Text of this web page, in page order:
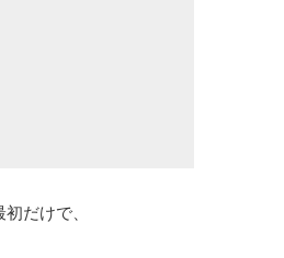
だけで、